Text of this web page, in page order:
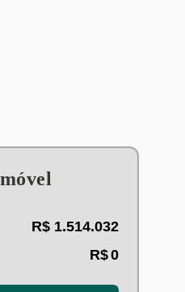
R$1.514.032
R$0